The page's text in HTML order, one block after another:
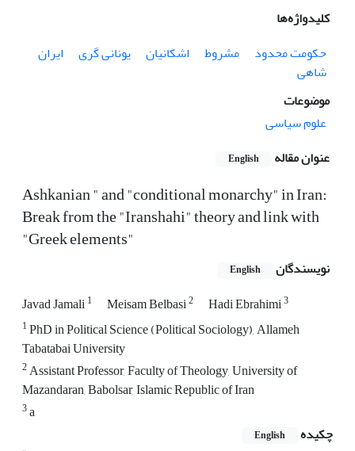
کلیدواژه‌ها
حکومت محدود
مشروط اشکانیان یونانی گری
ایران
شاهی
موضوعات
علوم سیاسی
عنوان مقاله
English
Ashkanian " and "conditional monarchy" in Iran:
Break from the "Iranshahi" theory and link with
"Greek elements"
نویسندگان English
Javad Jamali1 Meisam Belbasi2 Hadi Ebrahimi3
1PhD in Political Science (Political Sociology), Allameh
Tabatabai University
2Assistant Professor, Faculty of Theology, University of
Mazandaran, Babolsar, Islamic Republic of Iran
3a
چکیده
English